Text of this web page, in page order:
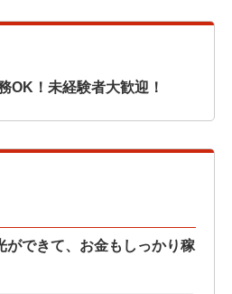
OK！未経験者大歓迎！
ができて、お金もしっかり稼